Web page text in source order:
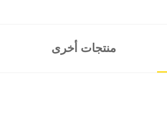
منتجات أخرى